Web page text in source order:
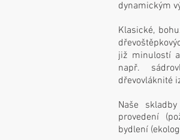
dynamickým
Klasické,
již minulostí
např.
dřevovláknité
Naše
provedení
bydlení